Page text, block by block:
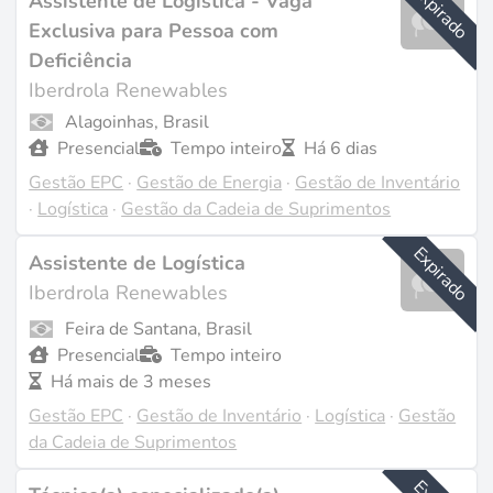
projetos solares e eólicos a liderar o crescimento.
O que fazem os gestores EPC
Ao contrário da gestão de projetos convencional, o
EPC em renováveis exige a coordenação de processos
estreitamente interligados, em que uma alteração no
projeto se reflete diretamente nos prazos de aquisição
e na sequência construtiva. Um gestor EPC num
parque solar de 200 MW gere simultaneamente a
importação de módulos de vários continentes, obras
de engenharia civil, instalação de alta tensão e licenças
de ligação à rede - tudo sob contrato a preço fixo com
penalizações por atraso. Segundo um estudo da
KPMG, 64 % dos projetos EPC ultrapassam o
orçamento e 73 % registam atrasos, o que explica a
Exclusiva para Pessoa com
Deficiência
Iberdrola Renewables
Alagoinhas, Brasil
Presencial
Tempo inteiro
Há 6 dias
Gestão EPC · Gestão de Energia · Gestão de Inventário
· Logística · Gestão da Cadeia de Suprimentos
Expirado
Assistente de Logística
Iberdrola Renewables
Feira de Santana, Brasil
Presencial
Tempo inteiro
Há mais de 3 meses
Gestão EPC · Gestão de Inventário · Logística · Gestão
da Cadeia de Suprimentos